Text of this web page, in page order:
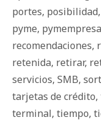
portes, posibilidad,
pyme,
recomendaciones,
retenida, retirar,
servicios, SMB,
tarjetas de crédito,
terminal, tiempo,